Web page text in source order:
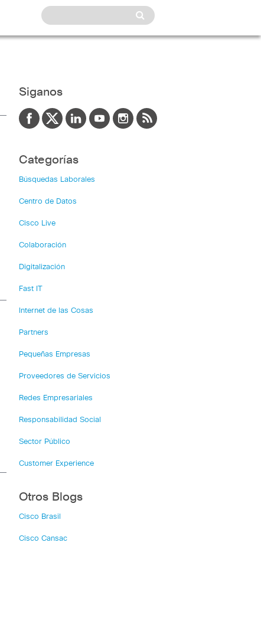
Siganos
Categorías
Búsquedas Laborales
Centro de Datos
Cisco Live
Colaboración
Digitalización
Fast IT
Internet de las Cosas
Partners
Pequeñas Empresas
Proveedores de Servicios
Redes Empresariales
Responsabilidad Social
Sector Público
Customer Experience
Otros Blogs
Cisco Brasil
Cisco Cansac